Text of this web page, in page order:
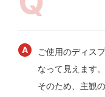
ご使用のディス
なって見えます。
そのため、主観